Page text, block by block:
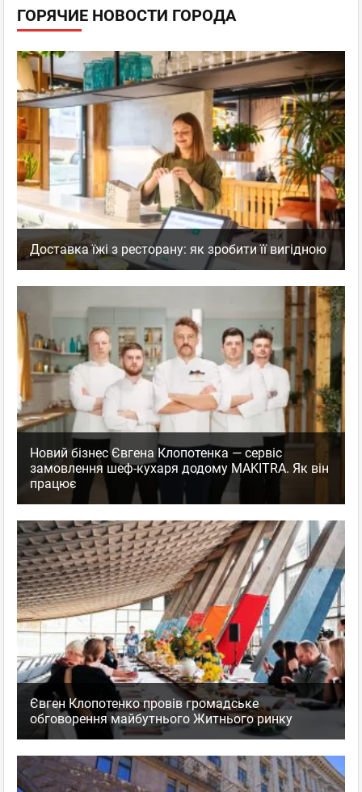
ГОРЯЧИЕ НОВОСТИ ГОРОДА
Доставка їжі з ресторану: як зробити її вигідною
Новий бізнес Євгена Клопотенка — сервіс
замовлення шеф-кухаря додому MAKITRA. Як він
працює
Євген Клопотенко провів громадське
обговорення майбутнього Житнього ринку